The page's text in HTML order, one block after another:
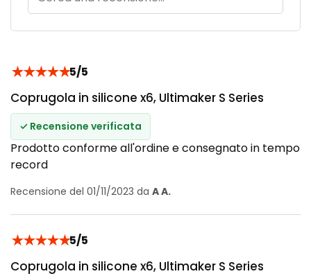
★★★★★5/5
Coprugola in silicone x6, Ultimaker S Series
✓ Recensione verificata
Prodotto conforme all'ordine e consegnato in tempo
record
Recensione del 01/11/2023 da A A.
★★★★★5/5
Coprugola in silicone x6, Ultimaker S Series